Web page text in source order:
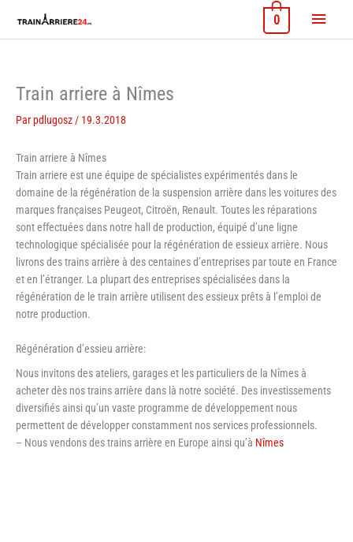
contenu
Menu
0
Train arriere à Nîmes
Par pdlugosz / 19.3.2018
Train arriere à Nîmes
Train arriere est une équipe de spécialistes expérimentés dans le
domaine de la régénération de la suspension arrière dans les voitures des
marques françaises Peugeot, Citroën, Renault. Toutes les réparations
sont effectuées dans notre hall de production, équipé d’une ligne
technologique spécialisée pour la régénération de essieux arrière. Nous
livrons des trains arrière à des centaines d’entreprises par toute en France
et en l’étranger. La plupart des entreprises spécialisées dans la
régénération de le train arrière utilisent des essieux prêts à l’emploi de
notre production.
Régénération d’essieu arrière:
Nous invitons des ateliers, garages et les particuliers de la Nîmes à
acheter dès nos trains arrière dans là notre société. Des investissements
diversifiés ainsi qu’un vaste programme de développement nous
permettent de développer constamment nos services professionnels.
– Nous vendons des trains arrière en Europe ainsi qu’à Nîmes